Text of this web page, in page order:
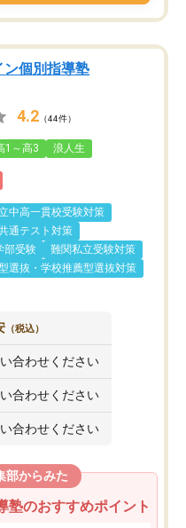
ン個別指導塾
4.2 （44件）
1～高3 浪人生
中高一貫校受験対策
通テスト対策
部受験
難関私立受験対策
選抜・学校推薦型選抜対策
（税込）
合わせください
合わせください
合わせください
部からみた
塾のおすすめポイント